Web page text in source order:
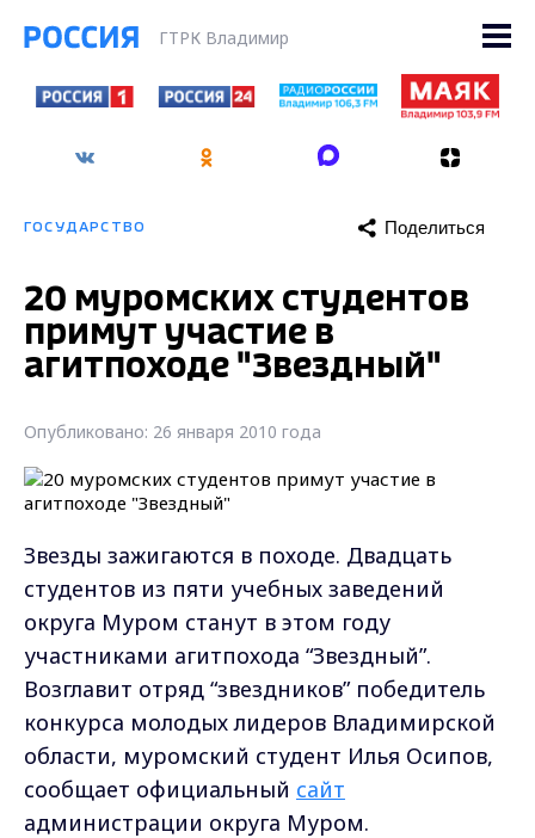
ГТРК Владимир
ГОСУДАРСТВО Поделиться
20 муромских студентов
примут участие в
агитпоходе "Звездный"
Опубликовано: 26 января 2010 года
Звезды зажигаются в походе. Двадцать
студентов из пяти учебных заведений
округа Муром станут в этом году
участниками агитпохода “Звездный”.
Возглавит отряд “звездников” победитель
конкурса молодых лидеров Владимирской
области, муромский студент Илья Осипов,
сообщает официальный сайт
администрации округа Муром.